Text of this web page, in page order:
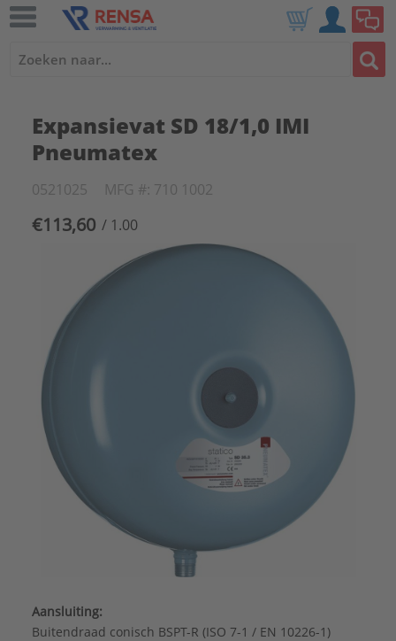
Expansievat SD 18/1,0 IMI
Pneumatex
0521025 MFG #: 710 1002
€113,60 / 1.00
Aansluiting:
Buitendraad conisch BSPT-R (ISO 7-1 / EN 10226-1)